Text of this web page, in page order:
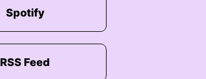
Spotify
RSS Feed